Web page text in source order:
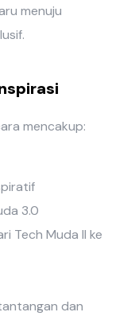
menuju
mencakup:
3.0
Tech Muda II ke
dan